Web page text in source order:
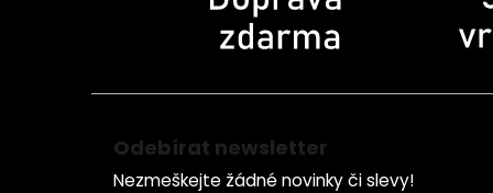
Odebírat newsletter
Nezmeškejte žádné novinky či slevy!